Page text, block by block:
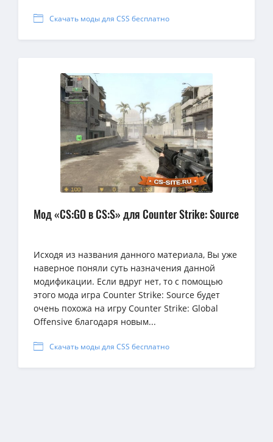
Скачать моды для CSS бесплатно
Мод «CS:GO в CS:S» для Counter Strike: Source
Исходя из названия данного материала, Вы уже
наверное поняли суть назначения данной
модификации. Если вдруг нет, то с помощью
этого мода игра Counter Strike: Source будет
очень похожа на игру Counter Strike: Global
Offensive благодаря новым...
Скачать моды для CSS бесплатно